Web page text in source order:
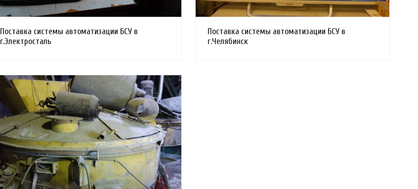
Поставка системы автоматизации БСУ в
г.Электросталь
Поставка системы автоматизации БСУ в
г.Челябинск
Смотреть проект